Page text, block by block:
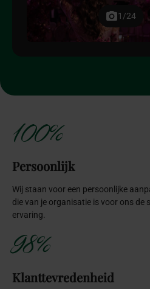
1/24
100%
Persoonlijk
Wij staan voor een persoonlijke
die van je organisatie is voor ons de
ervaring.
98%
Klanttevredenheid